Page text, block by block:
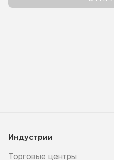
Индустрии
Торговые центры